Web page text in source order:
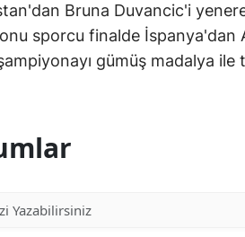
Bruna Duvancic'i
sporcu finalde İspanya'dan
gümüş madalya ile